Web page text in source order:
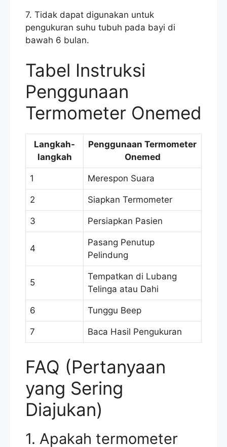
7. Tidak dapat digunakan untuk
pengukuran suhu tubuh pada bayi di
bawah 6 bulan.
Tabel Instruksi
Penggunaan
Termometer Onemed
Langkah-
langkah
Penggunaan Termometer
Onemed
1 Merespon Suara
2 Siapkan Termometer
3 Persiapkan Pasien
4
Pasang Penutup
Pelindung
5
Tempatkan di Lubang
Telinga atau Dahi
6 Tunggu Beep
7 Baca Hasil Pengukuran
FAQ (Pertanyaan
yang Sering
Diajukan)
1. Apakah termometer